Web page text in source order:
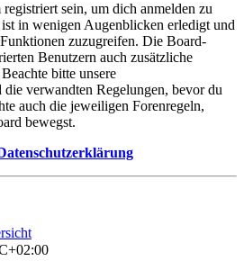
sein, um dich anmelden zu
in wenigen Augenblicken erledigt und
zuzugreifen. Die Board-
Benutzern auch zusätzliche
bitte unsere
verwandten Regelungen, bevor du
auch die jeweiligen Forenregeln,
bewegst.